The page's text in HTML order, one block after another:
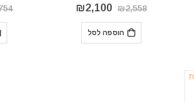
₪2,558
המחיר
היה:
₪2,558.
₪2,100
הוספה לסל